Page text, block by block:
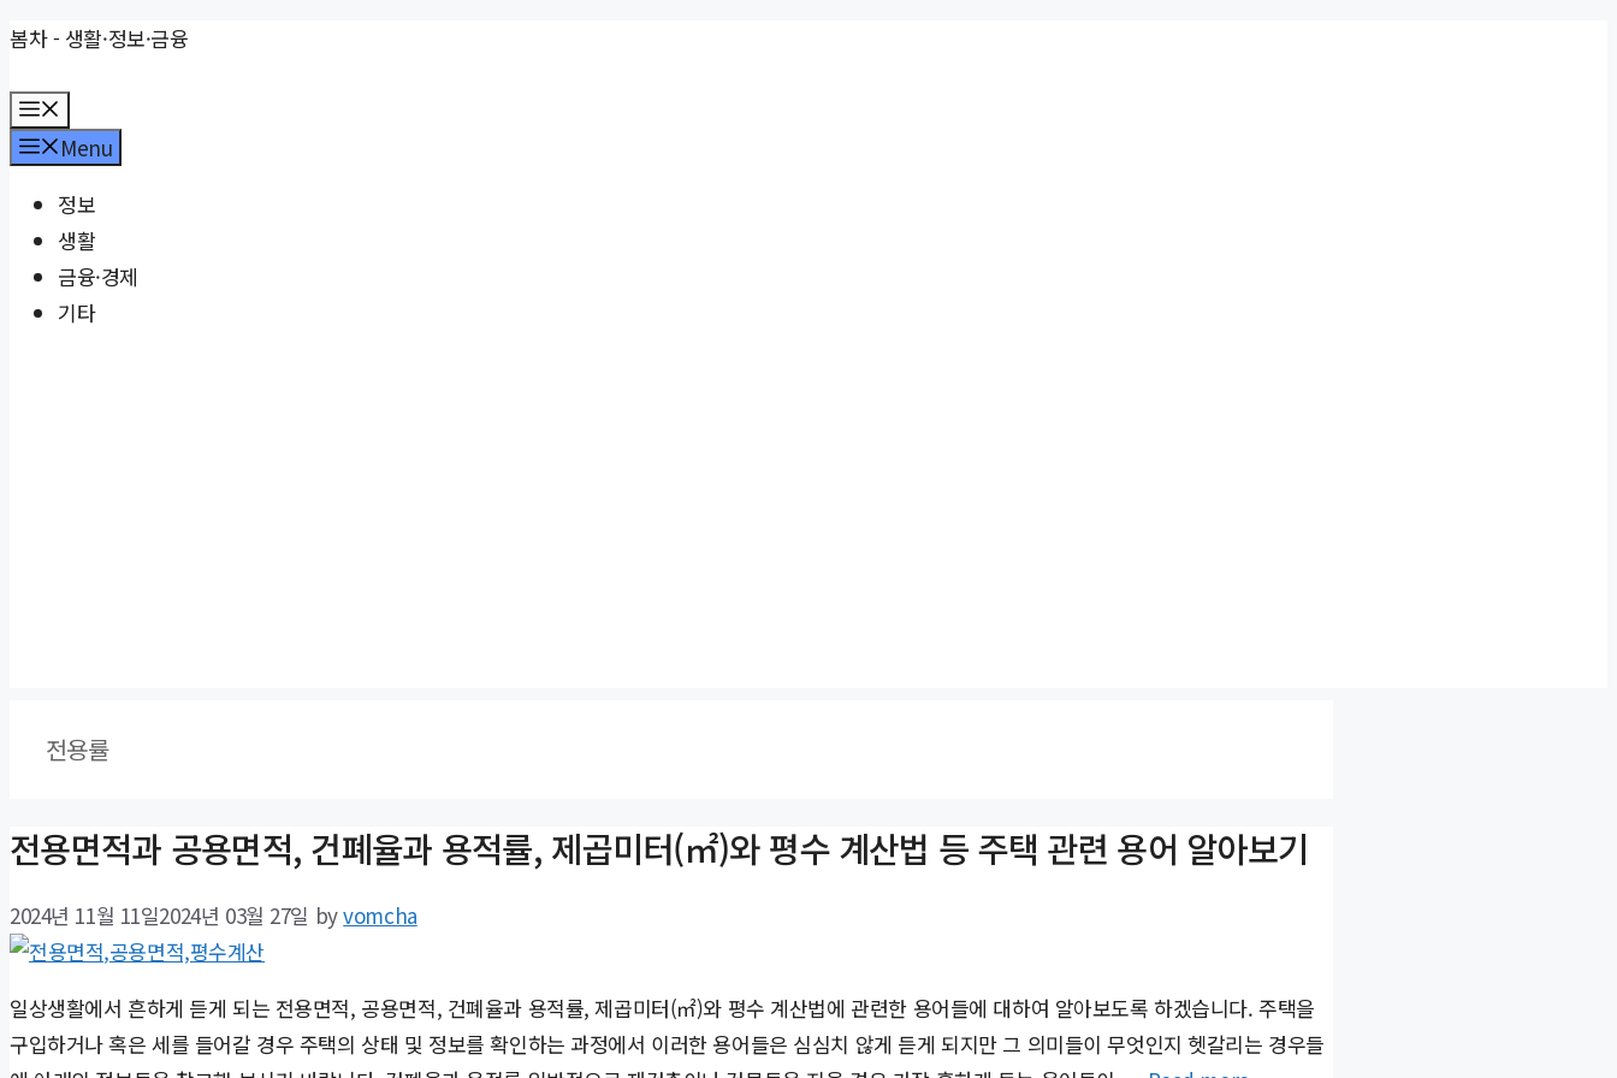
Skip
content
봄차 - 생활·정보·금융
Menu
정보
생활
금융·경제
기타
전용률
전용면적과 공용면적, 건폐율과 용적률, 제곱미터(㎡)와 평수 계산법 등 주택 관련 용어 알아보기
2024년 11월 11일2024년 03월 27일 byvomcha
일상생활에서 흔하게 듣게 되는 전용면적, 공용면적, 건폐율과 용적률, 제곱미터(㎡)와 평수 계산법에 관련한 용어들에 대하여 알아보도록 하겠습니다. 주택을
구입하거나 혹은 세를 들어갈 경우 주택의 상태 및 정보를 확인하는 과정에서 이러한 용어들은 심심치 않게 듣게 되지만 그 의미들이 무엇인지 헷갈리는 경우들